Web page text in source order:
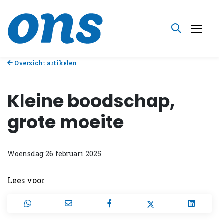
Overzicht artikelen
Kleine boodschap,
grote moeite
Woensdag 26 februari 2025
Lees voor